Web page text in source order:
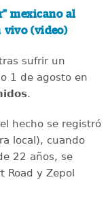
mexicano al
vivo (video)
sufrir un
1 de agosto en
.
hecho se registró
local), cuando
22 años, se
Road y Zepol